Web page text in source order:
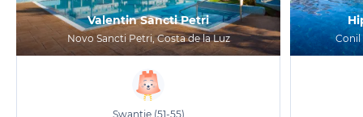
Valentin Sancti Petri
Novo Sancti Petri, Costa de la Luz
Swantje (51-55)
Conil